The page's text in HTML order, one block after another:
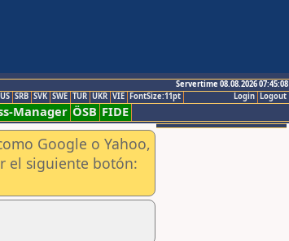
Servertime 08.08.2026 07:45:08
Logout
Login
SRB SVK SWE TUR UKR VIE FontSize:11pt
Manager ÖSB FIDE
Google o Yahoo,
el siguiente botón: